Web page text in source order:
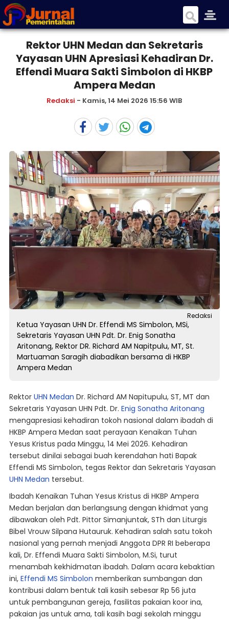
Rektor UHN Medan dan Sekretaris
Yayasan UHN Apresiasi Kehadiran Dr.
Effendi Muara Sakti Simbolon di HKBP
Ampera Medan
Redaksi - Kamis, 14 Mei 2026 15:56 WIB
Redaksi
Ketua Yayasan UHN Dr. Effendi MS Simbolon, MSi,
Sekretaris Yayasan UHN Pdt. Dr. Enig Sonatha
Aritonang, Rektor DR. Richard AM Napitpulu, MT, St.
Martuaman Saragih diabadikan bersama di HKBP
Ampera Medan
Rektor UHN Medan Dr. Richard AM Napitupulu, ST, MT dan
Sekretaris Yayasan UHN Pdt. Dr. Enig Sonatha Aritonang
mengapresiasi kehadiran tokoh nasional dalam ibadah di
HKBP Ampera Medan saat perayaan Kenaikan Tuhan
Yesus Kristus pada Minggu, 14 Mei 2026. Kehadiran
tersebut dinilai sebagai buah kerendahan hati Bapak
Effendi MS Simbolon, tegas Rektor dan Sekretaris Yayasan
UHN Medan tersebut.
Ibadah Kenaikan Tuhan Yesus Kristus di HKBP Ampera
Medan berjalan dan berlangsung dengan khidmat yang
dibawakan oleh Pdt. Pittor Simanjuntak, STh dan Liturgis
Bibel Vrouw Silpana Hutauruk. Kehadiran salah satu tokoh
nasional yang pernah menjadi Anggota DPR RI beberapa
kali, Dr. Effendi Muara Sakti Simbolon, M.Si, turut
menambah kekhidmatan ibadah. Dalam acara kebaktian
ini, Effendi MS Simbolon memberikan sumbangan dan
kontribusi dalam bentuk tali kasih sebesar Rp 56 juta
untuk pembangunan gereja, fasilitas pakaian koor ina,
pakaian jas untuk ama, tali kasih bagi sekolah minggu